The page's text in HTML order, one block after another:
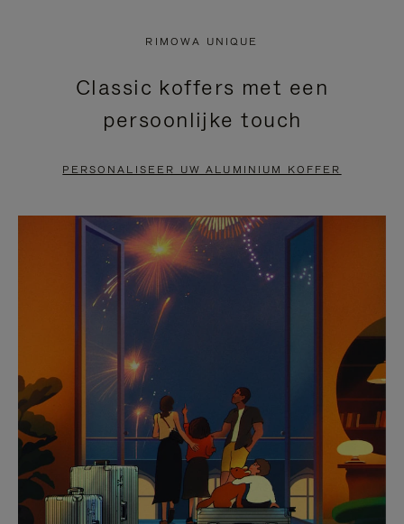
DRUK
OM
PAUZEREN
VIDEO
IS
UITGESCHAKELD.
HIER
OM
HET
DEMPEN
OP
TE
HEFFEN
RIMOWA UNIQUE
Classic koffers met een
persoonlijke touch
PERSONALISEER UW ALUMINIUM KOFFER